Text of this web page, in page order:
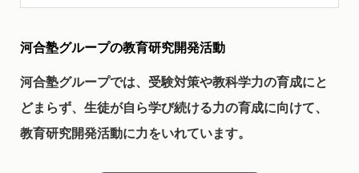
河合塾グループの教育研究開発活動
河合塾グループでは、受験対策や教科学力の育成にと
どまらず、生徒が自ら学び続ける力の育成に向けて、
教育研究開発活動に力をいれています。